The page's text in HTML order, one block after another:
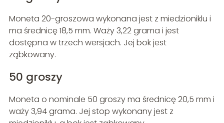
Moneta 20-groszowa wykonana jest z miedzioniklu i
ma średnicę 18,5 mm. Waży 3,22 grama i jest
dostępna w trzech wersjach. Jej bok jest
ząbkowany.
50 groszy
Moneta o nominale 50 groszy ma średnicę 20,5 mm i
waży 3,94 grama. Jej stop wykonany jest z